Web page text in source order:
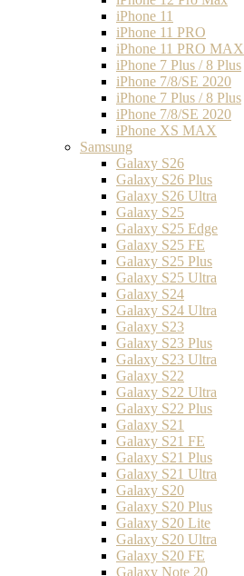
iPhone 11
iPhone 11 PRO
iPhone 11 PRO MAX
iPhone 7 Plus / 8 Plus
iPhone 7/8/SE 2020
iPhone 7 Plus / 8 Plus
iPhone 7/8/SE 2020
iPhone XS MAX
Samsung
Galaxy S26
Galaxy S26 Plus
Galaxy S26 Ultra
Galaxy S25
Galaxy S25 Edge
Galaxy S25 FE
Galaxy S25 Plus
Galaxy S25 Ultra
Galaxy S24
Galaxy S24 Ultra
Galaxy S23
Galaxy S23 Plus
Galaxy S23 Ultra
Galaxy S22
Galaxy S22 Ultra
Galaxy S22 Plus
Galaxy S21
Galaxy S21 FE
Galaxy S21 Plus
Galaxy S21 Ultra
Galaxy S20
Galaxy S20 Plus
Galaxy S20 Lite
Galaxy S20 Ultra
Galaxy S20 FE
Galaxy Note 20